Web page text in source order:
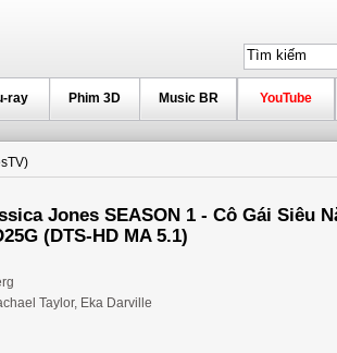
ray Phim 3D Music BR YouTube
Jones SEASON 1 - Cô Gái Siêu
(DTS-HD MA 5.1)
Taylor, Eka Darville